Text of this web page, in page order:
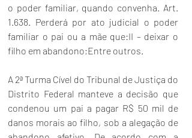
o poder familiar, quando convenha. Art.
1.638. Perderá por ato judicial o poder
familiar o pai ou a mãe que:II – deixar o
filho em abandono;Entre outros.
A 2ª Turma Cível do Tribunal de Justiça do
Distrito Federal manteve a decisão que
condenou um pai a pagar R$ 50 mil de
danos morais ao filho, sob a alegação de